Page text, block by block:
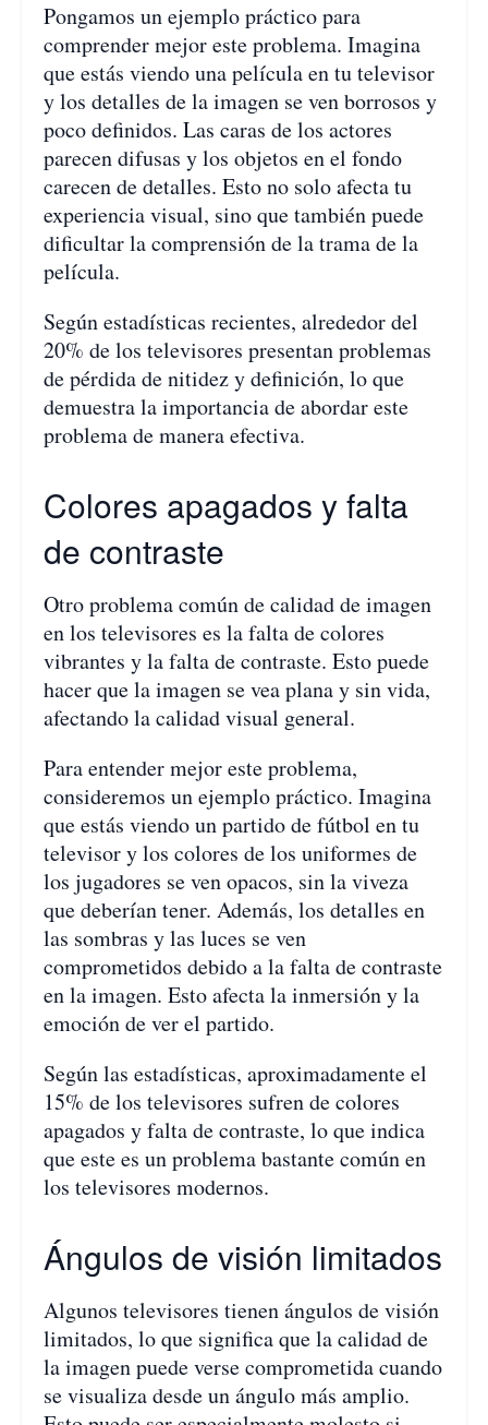
Pongamos un ejemplo práctico para
comprender mejor este problema. Imagina
que estás viendo una película en tu televisor
y los detalles de la imagen se ven borrosos y
poco definidos. Las caras de los actores
parecen difusas y los objetos en el fondo
carecen de detalles. Esto no solo afecta tu
experiencia visual, sino que también puede
dificultar la comprensión de la trama de la
película.
Según estadísticas recientes, alrededor del
20% de los televisores presentan problemas
de pérdida de nitidez y definición, lo que
demuestra la importancia de abordar este
problema de manera efectiva.
Colores apagados y falta
de contraste
Otro problema común de calidad de imagen
en los televisores es la falta de colores
vibrantes y la falta de contraste. Esto puede
hacer que la imagen se vea plana y sin vida,
afectando la calidad visual general.
Para entender mejor este problema,
consideremos un ejemplo práctico. Imagina
que estás viendo un partido de fútbol en tu
televisor y los colores de los uniformes de
los jugadores se ven opacos, sin la viveza
que deberían tener. Además, los detalles en
las sombras y las luces se ven
comprometidos debido a la falta de contraste
en la imagen. Esto afecta la inmersión y la
emoción de ver el partido.
Según las estadísticas, aproximadamente el
15% de los televisores sufren de colores
apagados y falta de contraste, lo que indica
que este es un problema bastante común en
los televisores modernos.
Ángulos de visión limitados
Algunos televisores tienen ángulos de visión
limitados, lo que significa que la calidad de
la imagen puede verse comprometida cuando
se visualiza desde un ángulo más amplio.